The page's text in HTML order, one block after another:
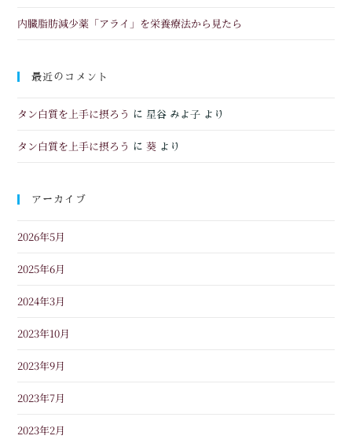
内臓脂肪減少薬「アライ」を栄養療法から見たら
最近のコメント
タン白質を上手に摂ろう に 星谷 みよ子 より
タン白質を上手に摂ろう に葵 より
アーカイブ
2026年5月
2025年6月
2024年3月
2023年10月
2023年9月
2023年7月
2023年2月